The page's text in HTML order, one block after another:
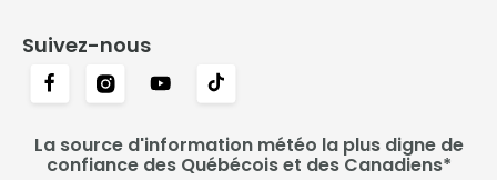
Suivez-nous
La source d'information météo la plus digne de
confiance des Québécois et des Canadiens*